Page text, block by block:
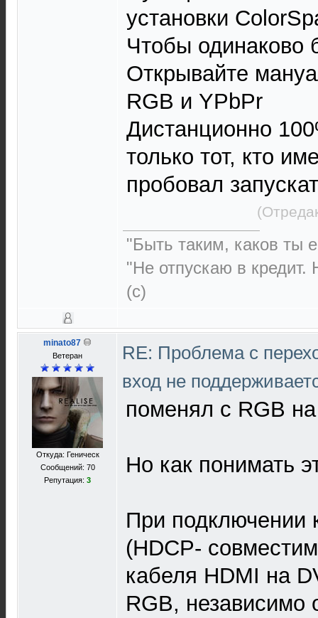
установки
Чтобы одинаково
Открывайте
RGB и YPbPr
Дистанционно
только тот, кто
пробовал
"Быть таким, каков ты
"Не отпускаю в кредит.
(с)
minato87
Ветеран
Откуда: Геническ
Сообщений: 70
Репутация: 3
RE: Проблема с
вход не
поменял с RGB
Но как понимать
При подключении
(HDCP-
кабеля HDMI на
RGB, независимо